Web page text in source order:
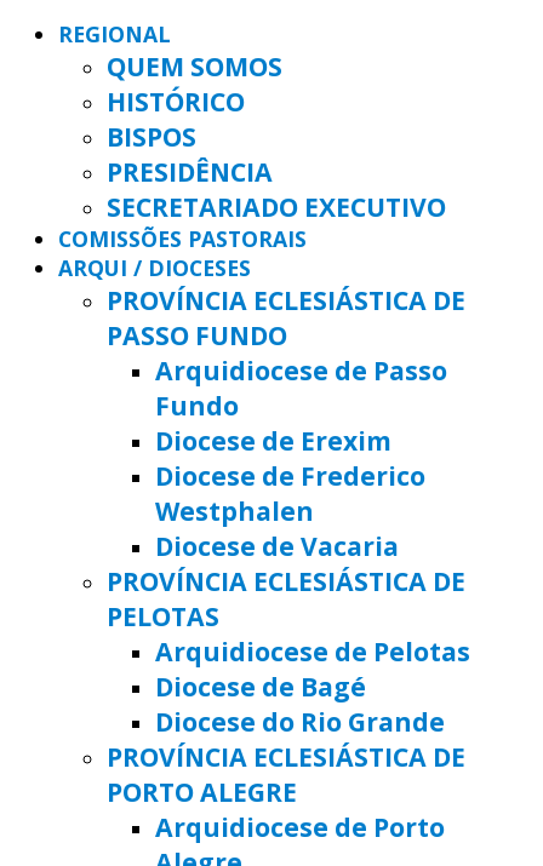
REGIONAL
QUEM SOMOS
HISTÓRICO
BISPOS
PRESIDÊNCIA
SECRETARIADO EXECUTIVO
COMISSÕES PASTORAIS
ARQUI / DIOCESES
PROVÍNCIA ECLESIÁSTICA DE
PASSO FUNDO
Arquidiocese de Passo
Fundo
Diocese de Erexim
Diocese de Frederico
Westphalen
Diocese de Vacaria
PROVÍNCIA ECLESIÁSTICA DE
PELOTAS
Arquidiocese de Pelotas
Diocese de Bagé
Diocese do Rio Grande
PROVÍNCIA ECLESIÁSTICA DE
PORTO ALEGRE
Arquidiocese de Porto